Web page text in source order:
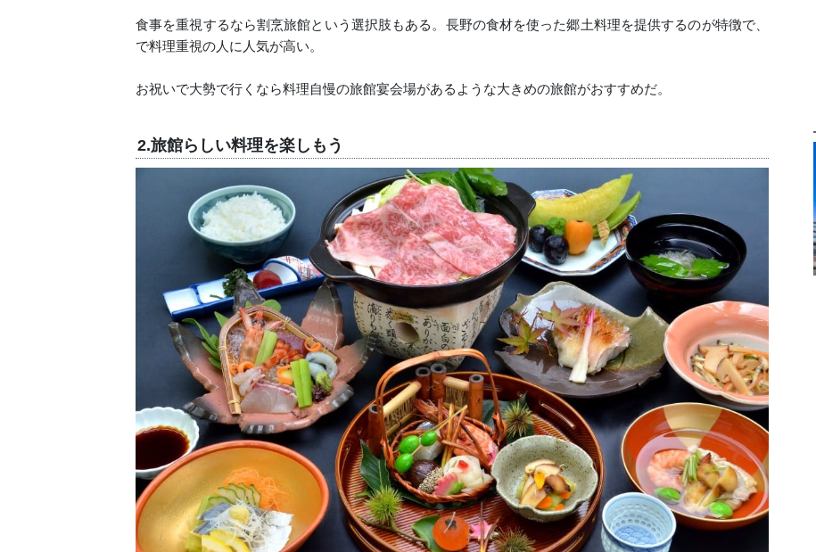
食事を重視するなら割烹旅館という選択肢もある。長野の食材を使った郷土料理を提供するのが特徴で、
で料理重視の人に人気が高い。
お祝いで大勢で行くなら料理自慢の旅館宴会場があるような大きめの旅館がおすすめだ。
2.旅館らしい料理を楽しもう